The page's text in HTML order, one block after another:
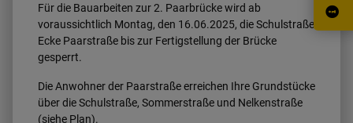
Für die Bauarbeiten zur 2. Paarbrücke wird ab
voraussichtlich Montag, den 16.06.2025, die Schulstraße
Ecke Paarstraße bis zur Fertigstellung der Brücke
gesperrt.
Die Anwohner der Paarstraße erreichen Ihre Grundstücke
über die Schulstraße, Sommerstraße und Nelkenstraße
(siehe Plan).